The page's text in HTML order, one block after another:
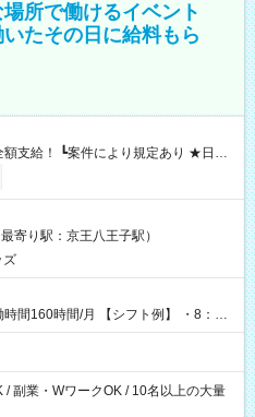
所で働けるイベント
たその日に給料もら
いたその日に現金GET♪ お仕事後はコ
とせます！ 【試用期間】試
寄り駅：京王八王子駅）
ズ
【シフト例】 ・8：00
/ 副業・WワークOK / 10名以上の大量